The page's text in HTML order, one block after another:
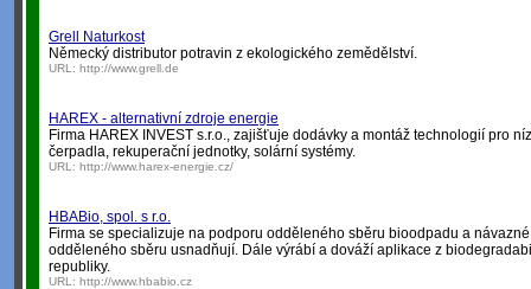
Grell Naturkost
Německý distributor potravin z ekologického zemědělství.
URL: http://www.grell.de
HAREX - alternativní zdroje energie
Firma HAREX INVEST s.r.o., zajišťuje dodávky a montáž technologií pro
čerpadla, rekuperační jednotky, solární systémy.
URL: http://www.harex-energie.cz/
HBABio, spol. s r.o.
Firma se specializuje na podporu odděleného sběru bioodpadu a
odděleného sběru usnadňují. Dále výrábí a dováží aplikace z
republiky.
URL: http://www.hbabio.cz